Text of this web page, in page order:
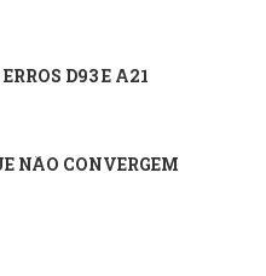
D93 E A21
NÃO CONVERGEM